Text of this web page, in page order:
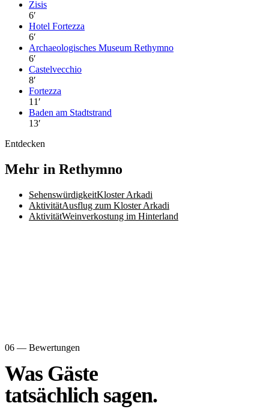
Zisis
6′
Hotel Fortezza
6′
Archaeologisches Museum Rethymno
6′
Castelvecchio
8′
Fortezza
11′
Baden am Stadtstrand
13′
Entdecken
Mehr in Rethymno
SehenswürdigkeitKloster Arkadi
AktivitätAusflug zum Kloster Arkadi
AktivitätWeinverkostung im Hinterland
06 — Bewertungen
Was Gäste
tatsächlich sagen.